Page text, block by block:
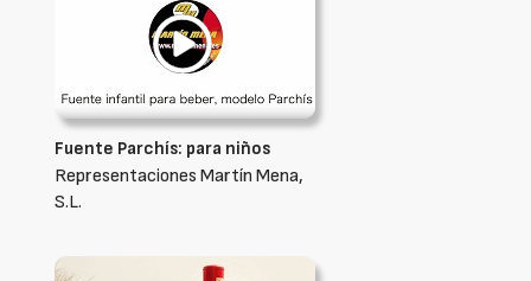
Fuente Parchís: para niños
Representaciones Martín Mena,
S.L.